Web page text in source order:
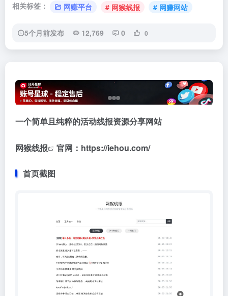
相关标签： 网赚平台 # 网猴线报 # 网赚网站
5个月前发布 12,769 0 0
一个简单且纯粹的活动线报资源分享网站
网猴线报 官网：https://iehou.com/
首页截图